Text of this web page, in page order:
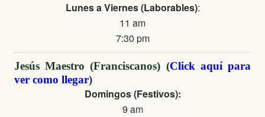
Lunes a Viernes (Laborables):
11 am
7:30 pm
Jesús Maestro (Franciscanos) (Click aquí para
ver como llegar)
Domingos (Festivos):
9 am